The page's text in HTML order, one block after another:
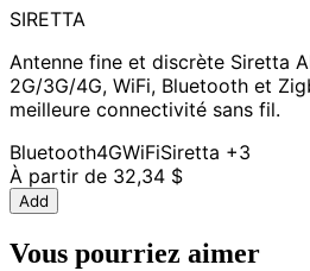
SIRETTA
Antenne fine et discrète Siretta
2G/3G/4G, WiFi, Bluetooth et
meilleure connectivité sans fil.
Bluetooth4GWiFiSiretta +3
À partir de 32,34 $
Add
Vous pourriez aimer